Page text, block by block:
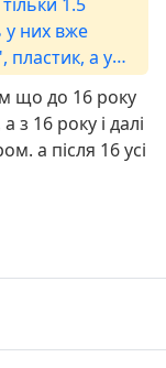
у них вже
пластик, а у
що до 16 року
16 року і далі
а після 16 усі